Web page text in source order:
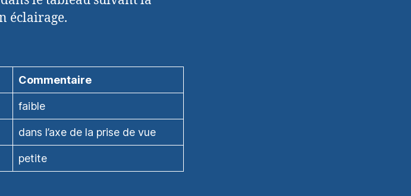
éclairage.
Commentaire
faible
dans l’axe de la prise de vue
petite